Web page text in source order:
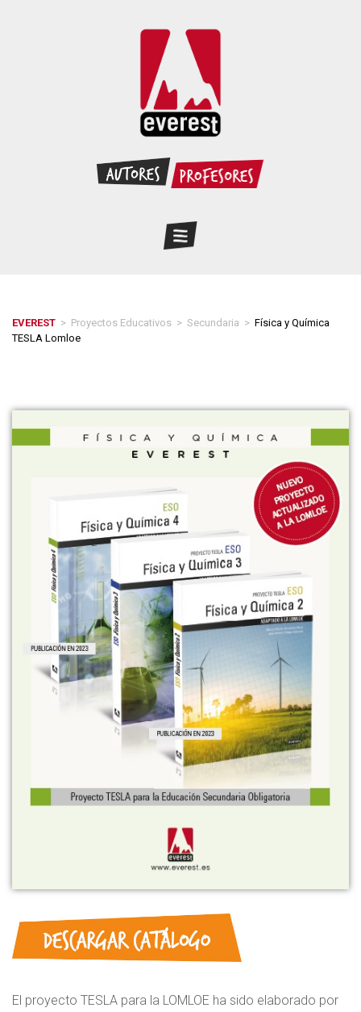
EVEREST > Proyectos Educativos > Secundaria > Física y Química
TESLA Lomloe
El proyecto TESLA para la LOMLOE ha sido elaborado por